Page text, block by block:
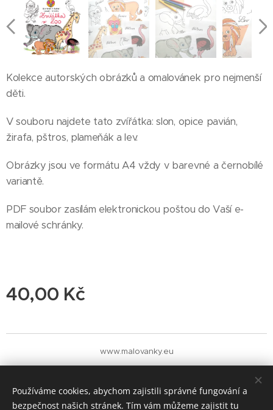
Kolekce autorských obrázků a omalovánek pro nejmenší
děti.
V souboru najdete tato zvířátka: slon, opice pavián,
žirafa, pštros, plameňák a lev.
Obrázky jsou ve formátu A4 vždy v barevné a černobílé
variantě.
PDF soubor zasílám elektronickou poštou do Vaší e-
mailové schránky.
40,00 Kč
www.malovanky.eu
Cookies
Měna
CZK Kč
EUR €
Používáme cookies, abychom zajistili správné fungování a
bezpečnost našich stránek. Tím vám můžeme zajistit tu